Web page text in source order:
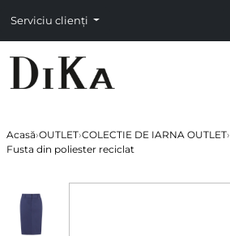
Serviciu clienți
Acasă›OUTLET›COLECTIE DE IARNA OUTLET›
Fusta din poliester reciclat